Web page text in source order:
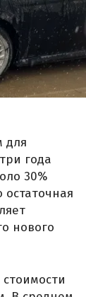
для
года
30%
остаточная
нового